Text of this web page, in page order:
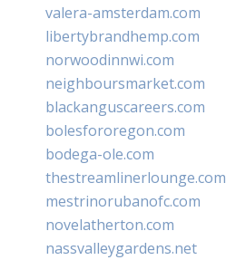
valera-amsterdam.com
libertybrandhemp.com
norwoodinnwi.com
neighboursmarket.com
blackanguscareers.com
bolesfororegon.com
bodega-ole.com
thestreamlinerlounge.com
mestrinorubanofc.com
novelatherton.com
nassvalleygardens.net